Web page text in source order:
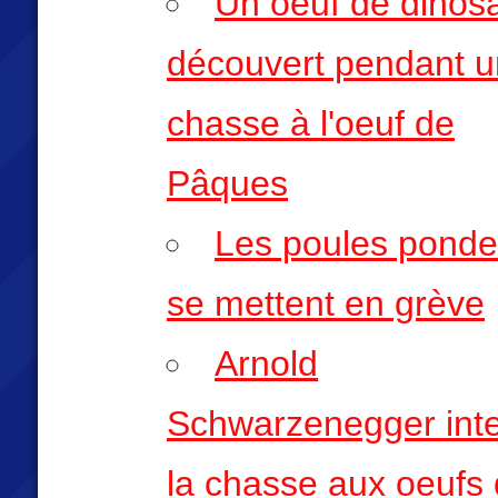
découvert pendant
chasse à l'oeuf de
Pâques
Les poules
se mettent en grève
Arnold
Schwarzenegger
la chasse aux oeufs